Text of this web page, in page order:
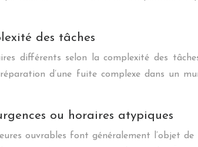
des tâches
différents selon la complexité des
d’une fuite complexe dans un
ou horaires atypiques
ouvrables font généralement l’objet